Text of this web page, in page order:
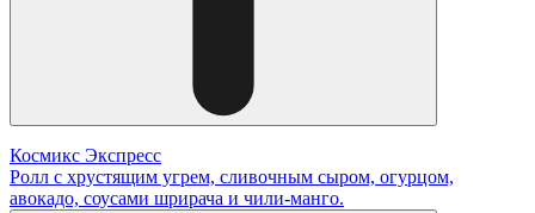
Космикс Экспресс
Ролл с хрустящим угрем, сливочным сыром, огурцом,
авокадо, соусами шрирача и чили-манго.